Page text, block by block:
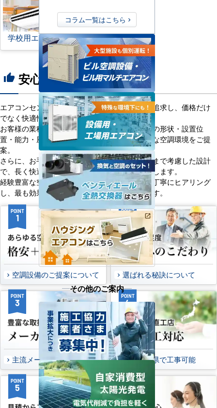
学校用エアコン
thumb_up 安心の8つのポイント
エアコンセンターACは、「格安＋α」の価値を追求し、価格だけ
でなく快適性と機能性にもこだわっています。
お客様の業種や施設の形態に合わせて、室内機の形状・設置位
置・能力・風向きなどを総合的に検討し、最適な空調環境をご提
案。
さらに、お手入れのしやすさやメンテナンス性まで考慮した設計
で、長く快適にご使用いただけるようサポートします。
経験豊富な空調技術者が現場の状況やご要望を丁寧にヒアリング
し、最も効果的で効率的なプランをお届けします。
POINT
1
空調設備のご提案について
POINT
2
選ばれる秘訣について
POINT
3
主流メーカーを全取扱可能
POINT
4
47都道府県で工事可能
POINT
5
POINT
6
コラム一覧はこちら
その他のご案内